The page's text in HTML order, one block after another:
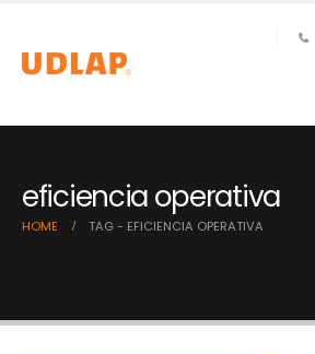
eficiencia operativa
HOME TAG - EFICIENCIA OPERATIVA